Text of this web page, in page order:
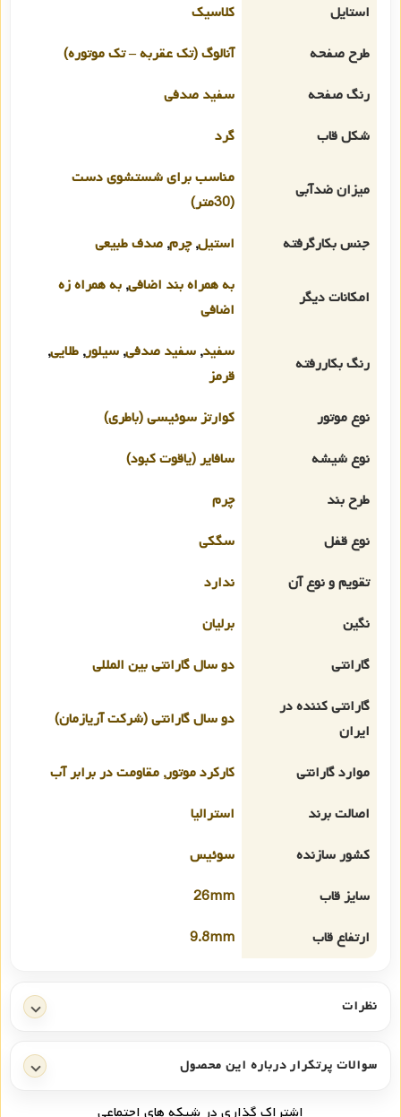
استایل
کلاسیک
طرح صفحه
آنالوگ (تک عقربه – تک موتوره)
رنگ صفحه
سفید صدفی
شکل قاب
گرد
میزان ضدآبی
مناسب برای شستشوی دست
(30متر)
جنس بکارگرفته
استیل,چرم, صدف طبیعی
امکانات دیگر
به همراه بند اضافی, به همراه زه
اضافی
رنگ بکاررفته
سفید, سفید صدفی, سیلور, طلایی,
قرمز
نوع موتور
کوارتز سوئیسی (باطری)
نوع شیشه
سافایر (یاقوت کبود)
طرح بند
چرم
نوع قفل
سگکی
تقویم و نوع آن
ندارد
نگین
برلیان
گارانتی
دو سال گارانتی بین المللی
گارانتی کننده در
ایران
دو سال گارانتی (شرکت آریازمان)
موارد گارانتی
کارکرد موتور, مقاومت در برابر آب
اصالت برند
استرالیا
کشور سازنده
سوئیس
سایز قاب
26mm
ارتفاع قاب
9.8mm
نظرات
سوالات پرتکرار درباره این محصول
اشتراک گذاری در شبکه های اجتماعی